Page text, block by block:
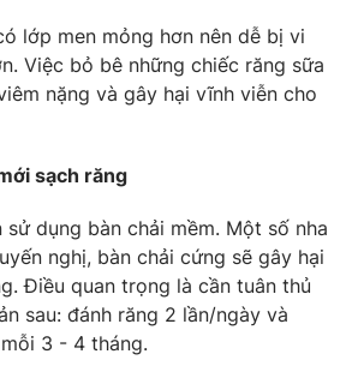
Podcast
Infographic
Shorts video
lớp men mỏng hơn nên dễ bị vi
Việc bỏ bê những chiếc răng sữa
nặng và gây hại vĩnh viễn cho
sạch răng
dụng bàn chải mềm. Một số nha
nghị, bàn chải cứng sẽ gây hại
Điều quan trọng là cần tuân thủ
sau: đánh răng 2 lần/ngày và
3 - 4 tháng.